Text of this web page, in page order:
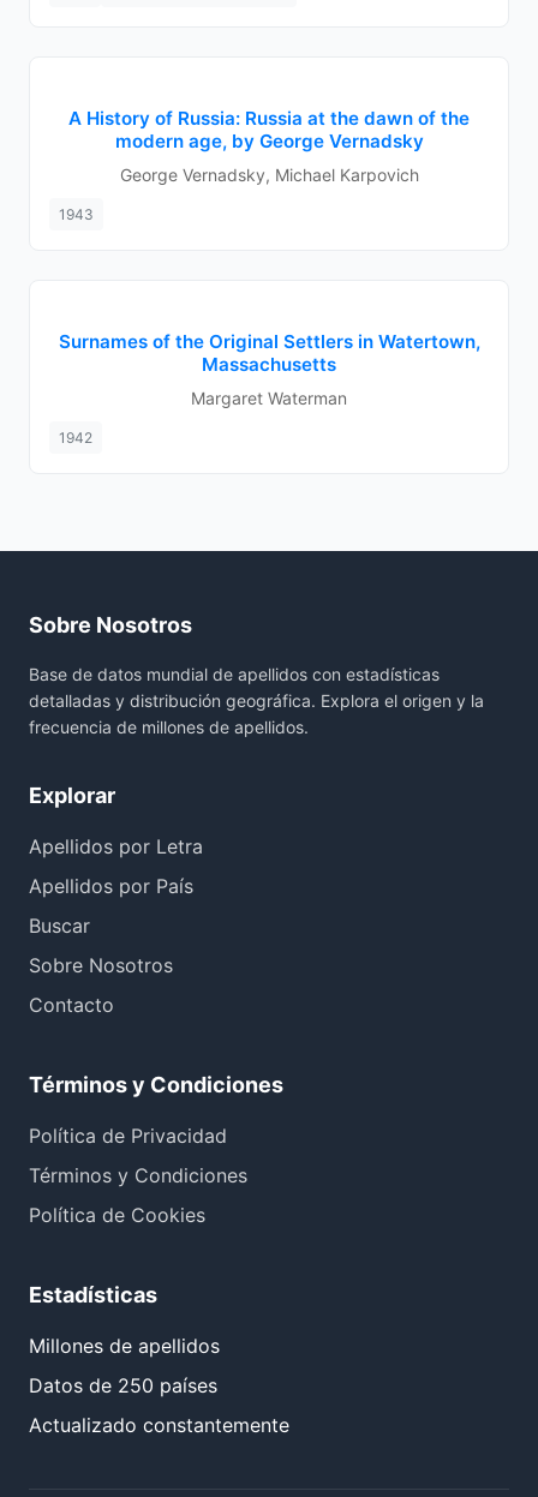
A History of Russia: Russia at the dawn of the
modern age, by George Vernadsky
George Vernadsky, Michael Karpovich
1943
Surnames of the Original Settlers in Watertown,
Massachusetts
Margaret Waterman
1942
Sobre Nosotros
Base de datos mundial de apellidos con estadísticas
detalladas y distribución geográfica. Explora el origen y la
frecuencia de millones de apellidos.
Explorar
Apellidos por Letra
Apellidos por País
Buscar
Sobre Nosotros
Contacto
Términos y Condiciones
Política de Privacidad
Términos y Condiciones
Política de Cookies
Estadísticas
Millones de apellidos
Datos de 250 países
Actualizado constantemente